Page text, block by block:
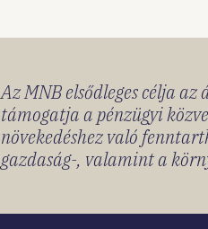
Az MNB elsődleges célja
támogatja a pénzügyi
növekedéshez való
gazdaság-, valamint a